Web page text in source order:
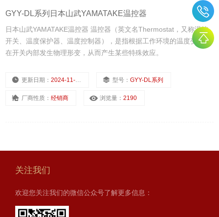
GYY-DL系列日本山武YAMATAKE温控器
日本山武YAMATAKE温控器 温控器（英文名Thermostat，又称温控
开关、温度保护器、温度控制器），是指根据工作环境的温度变化，
在开关内部发生物理形变，从而产生某些特殊效应。
更新日期：2024-11-23 型号：GYY-DL系列
厂商性质：经销商 浏览量：2190
关注我们
欢迎您关注我们的微信公众号了解更多信息：